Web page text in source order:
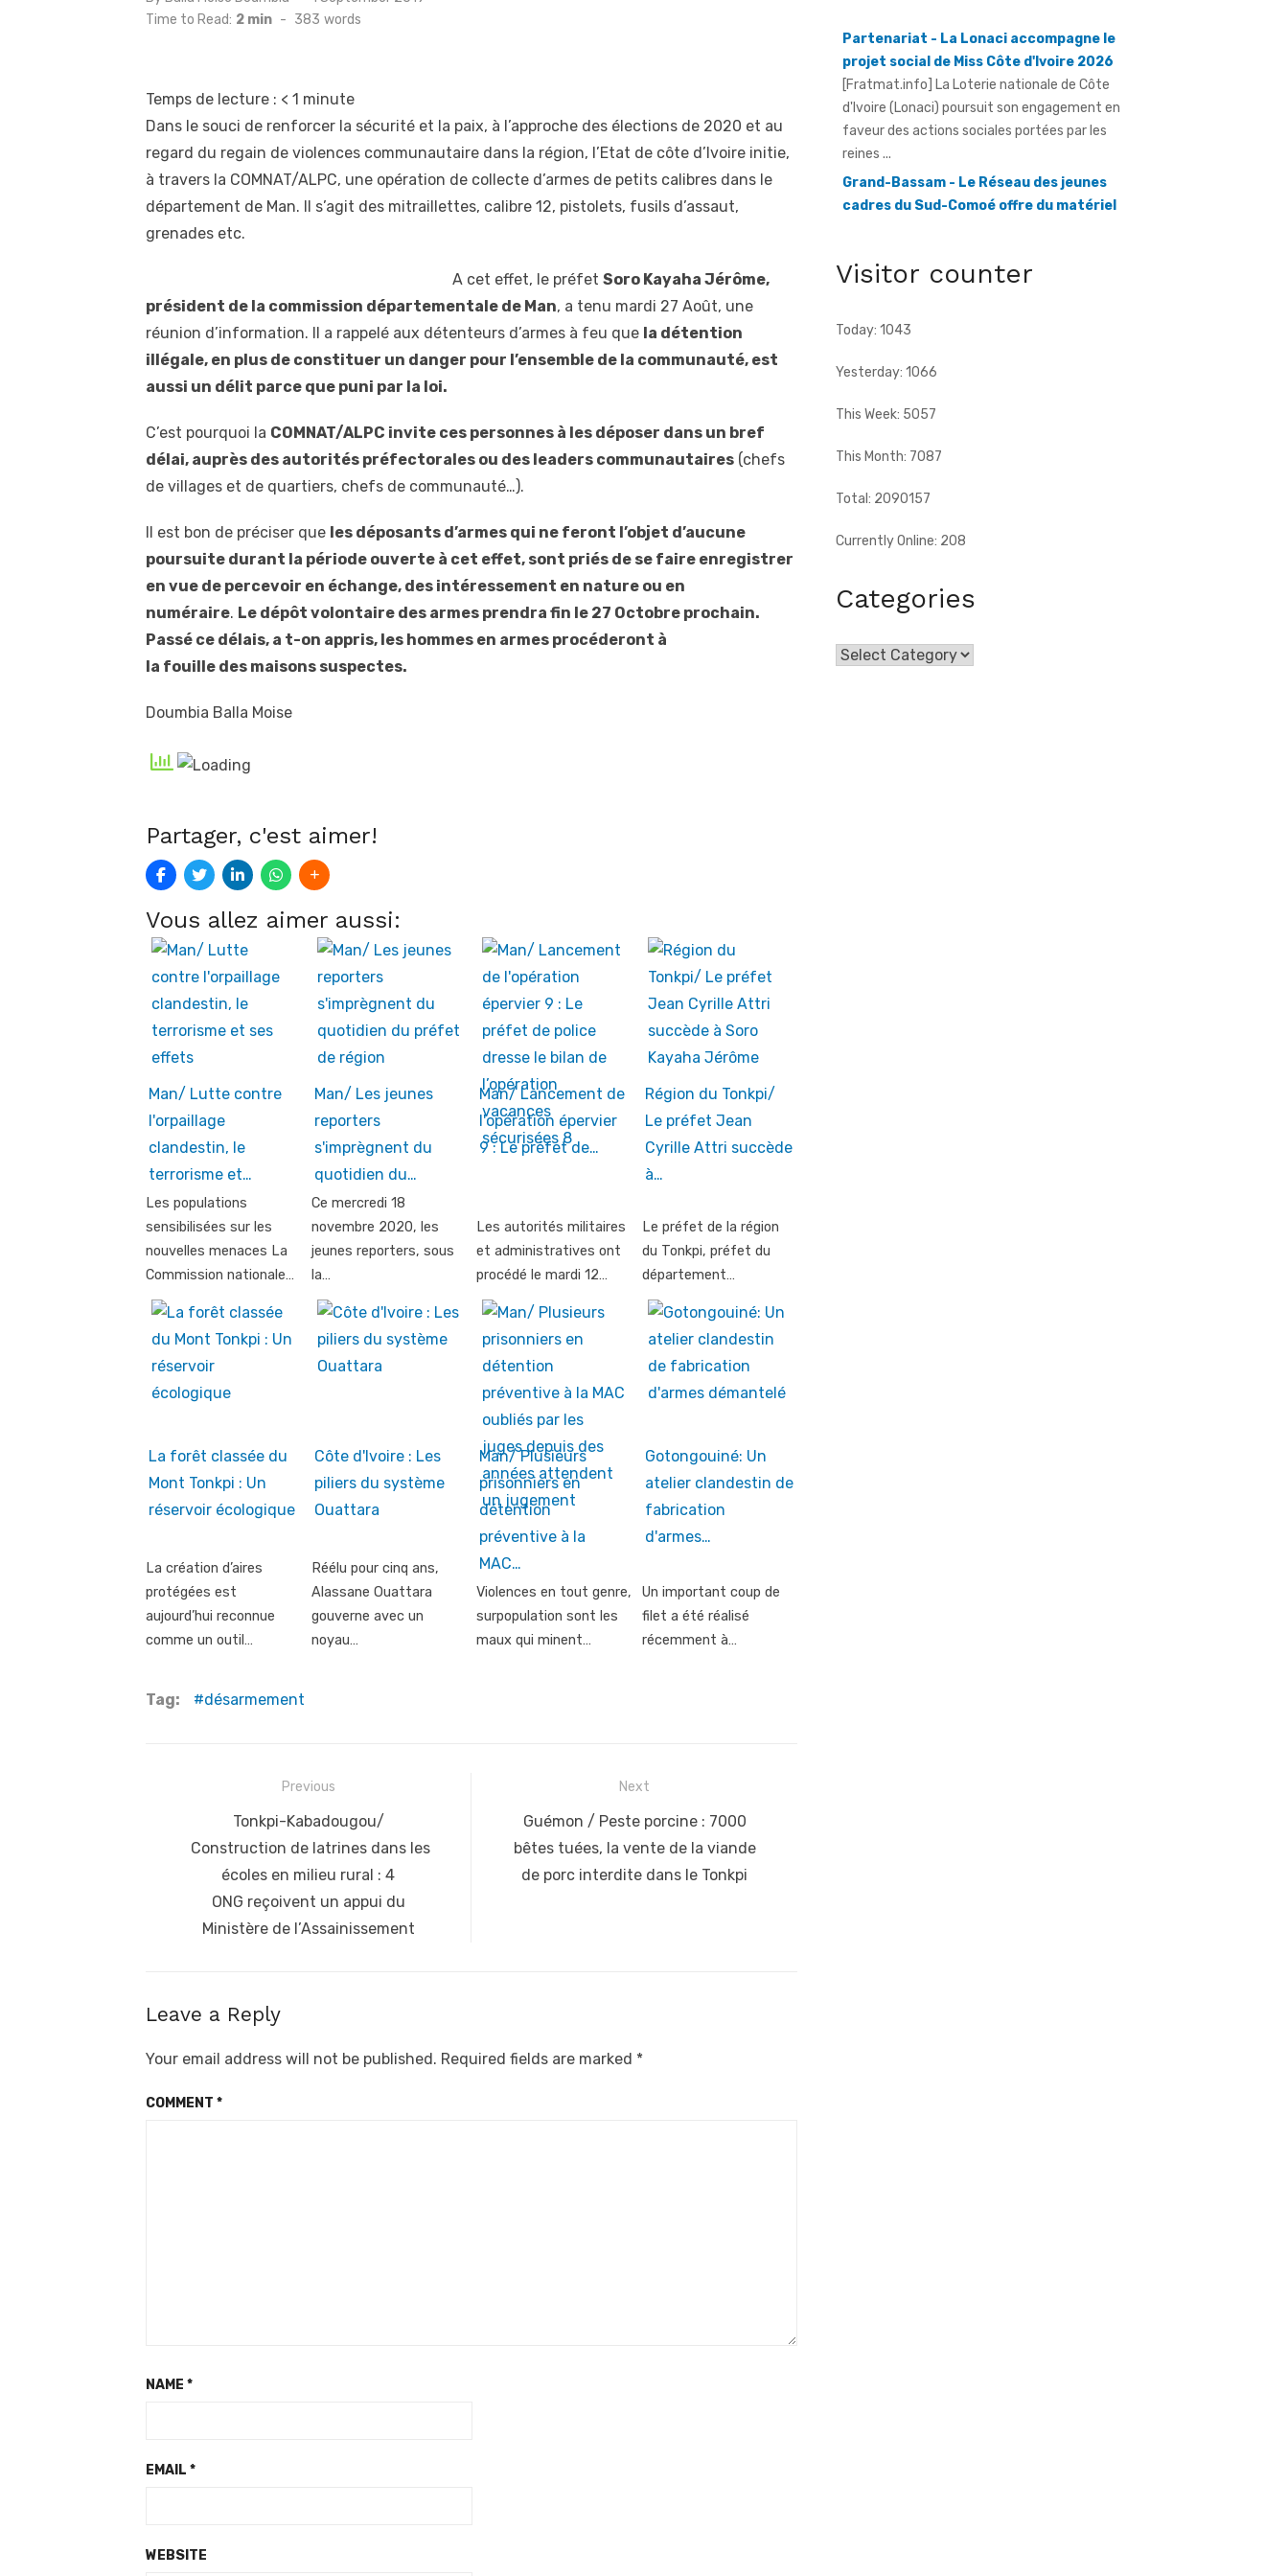
on
Time to Read: 2 min - 383 words
Temps de lecture : < 1 minute
Dans le souci de renforcer la sécurité et la paix, à l’approche des élections de 2020 et au
regard du regain de violences communautaire dans la région, l’Etat de côte d’Ivoire initie,
à travers la COMNAT/ALPC, une opération de collecte d’armes de petits calibres dans le
département de Man. Il s’agit des mitraillettes, calibre 12, pistolets, fusils d’assaut,
grenades etc.
A cet effet, le préfet Soro Kayaha Jérôme,
président de la commission départementale de Man, a tenu mardi 27 Août, une
réunion d’information. Il a rappelé aux détenteurs d’armes à feu que la détention
illégale, en plus de constituer un danger pour l’ensemble de la communauté, est
aussi un délit parce que puni par la loi.
C’est pourquoi la COMNAT/ALPC invite ces personnes à les déposer dans un bref
délai, auprès des autorités préfectorales ou des leaders communautaires (chefs
de villages et de quartiers, chefs de communauté…).
Il est bon de préciser que les déposants d’armes qui ne feront l’objet d’aucune
poursuite durant la période ouverte à cet effet, sont priés de se faire enregistrer
en vue de percevoir en échange, des intéressement en nature ou en
numéraire. Le dépôt volontaire des armes prendra fin le 27 Octobre prochain.
Passé ce délais, a t-on appris, les hommes en armes procéderont à
la fouille des maisons suspectes.
Doumbia Balla Moise
Partager, c'est aimer!
Vous allez aimer aussi:
Man/ Lutte contre
l'orpaillage
clandestin, le
terrorisme et…
Les populations
sensibilisées sur les
nouvelles menaces La
Commission nationale…
Man/ Les jeunes
reporters
s'imprègnent du
quotidien du…
Ce mercredi 18
novembre 2020, les
jeunes reporters, sous
la…
Man/ Lancement de
l'opération épervier
9 : Le préfet de…
Les autorités militaires
et administratives ont
procédé le mardi 12…
Région du Tonkpi/
Le préfet Jean
Cyrille Attri succède
à…
Le préfet de la région
du Tonkpi, préfet du
département…
La forêt classée du
Mont Tonkpi : Un
réservoir écologique
La création d’aires
protégées est
aujourd’hui reconnue
comme un outil…
Côte d'Ivoire : Les
piliers du système
Ouattara
Réélu pour cinq ans,
Alassane Ouattara
gouverne avec un
noyau…
Man/ Plusieurs
prisonniers en
détention
préventive à la
MAC…
Violences en tout genre,
surpopulation sont les
maux qui minent…
Gotongouiné: Un
atelier clandestin de
fabrication
d'armes…
Un important coup de
filet a été réalisé
récemment à…
Tag: désarmement
navigation
Previous
Previous
post:
Tonkpi-Kabadougou/
Construction de latrines dans les
écoles en milieu rural : 4
ONG reçoivent un appui du
Ministère de l’Assainissement
Next
Next
post:
Guémon / Peste porcine : 7000
bêtes tuées, la vente de la viande
de porc interdite dans le Tonkpi
Leave a Reply
Your email address will not be published. Required fields are marked *
COMMENT *
NAME *
EMAIL *
WEBSITE
d'Ivoire (Lonaci) poursuit son engagement en
faveur des actions sociales portées par les
reines ...
Grand-Bassam - Le Réseau des jeunes
cadres du Sud-Comoé offre du matériel
[Fratmat.info] Le Réseau des jeunes cadres du
Sud-Comoé, dirigé par Eliame Niamkey, a remis,
Visitor counter
Today: 1043
Yesterday: 1066
This Week: 5057
This Month: 7087
Total: 2090157
Currently Online: 208
Categories
Categories